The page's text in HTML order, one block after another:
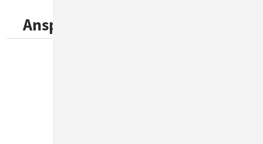
Ansprechpartner hinter der KI